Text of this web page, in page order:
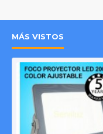
MÁS VISTOS